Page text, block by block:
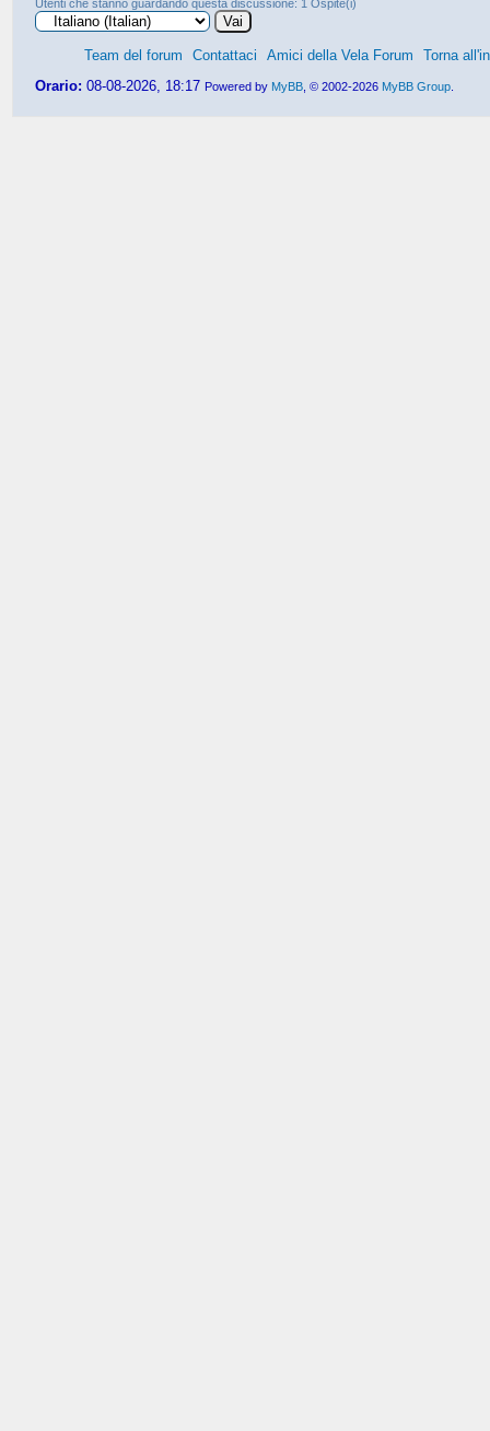
Utenti che stanno guardando questa discussione: 1 Ospite(i)
Team del forum Contattaci Amici della Vela Forum
Torna
Orario: 08-08-2026, 18:17 Powered by MyBB , © 2002-2026 MyBB Group